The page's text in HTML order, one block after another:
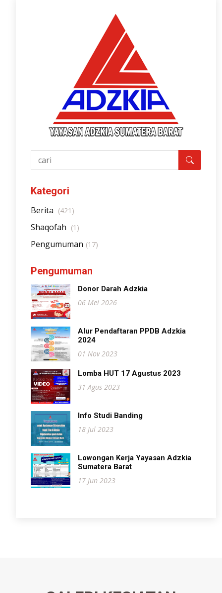
Kategori
Berita (421)
Shaqofah (1)
Pengumuman (17)
Pengumuman
Donor Darah Adzkia
06 Mei 2026
Alur Pendaftaran PPDB Adzkia
2024
01 Nov 2023
Lomba HUT 17 Agustus 2023
31 Agus 2023
Info Studi Banding
18 Jul 2023
Lowongan Kerja Yayasan Adzkia
Sumatera Barat
17 Jun 2023